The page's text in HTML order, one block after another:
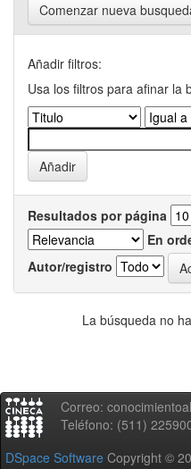
Comenzar nueva
Añadir filtros:
Usa los filtros para afinar la
Resultados por página
En
Autor/registro
La búsqueda no
Correo:
Teléfono: (511)
DSpace Software Copyright ©